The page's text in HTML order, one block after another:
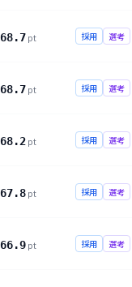
68.7 pt 採用 選考
68.7 pt 採用 選考
68.2 pt 採用 選考
67.8 pt 採用 選考
66.9 pt 採用 選考